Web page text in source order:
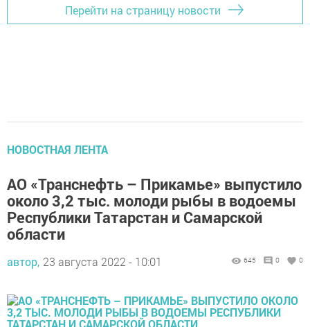
Перейти на страницу новости
НОВОСТНАЯ ЛЕНТА
АО «Транснефть – Прикамье» выпустило
около 3,2 тыс. молоди рыбы в водоемы
Республики Татарстан и Самарской
области
автор, 23 августа 2022 - 10:01 645 0 0